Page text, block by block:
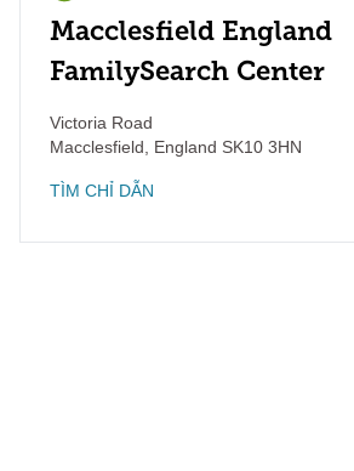
Macclesfield England
FamilySearch Center
Victoria Road
Macclesfield
England SK10 3HN
TÌM CHỈ DẪN